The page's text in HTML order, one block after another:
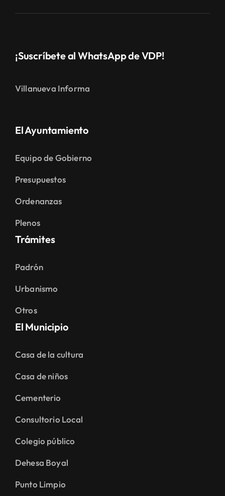
¡Suscríbete al WhatsApp de VDP!
Villanueva Informa
El Ayuntamiento
Equipo de Gobierno
Presupuestos
Ordenanzas
Plenos
Trámites
Padrón
Urbanismo
Otros
El Municipio
Casa de la cultura
Casa de niños
Cementerio
Consultorio Local
Colegio público
Dehesa Boyal
Punto Limpio